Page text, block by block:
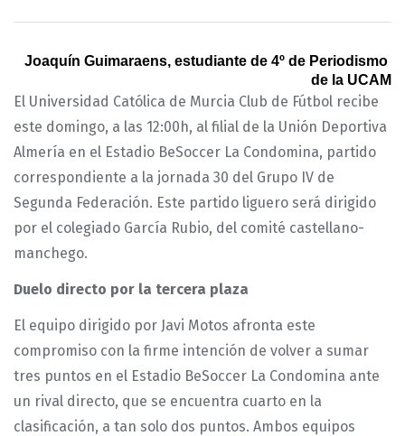
Joaquín Guimaraens, estudiante de 4º de Periodismo
de la UCAM
El Universidad Católica de Murcia Club de Fútbol recibe
este domingo, a las 12:00h, al filial de la Unión Deportiva
Almería en el Estadio BeSoccer La Condomina, partido
correspondiente a la jornada 30 del Grupo IV de
Segunda Federación. Este partido liguero será dirigido
por el colegiado García Rubio, del comité castellano-
manchego.
Duelo directo por la tercera plaza
El equipo dirigido por Javi Motos afronta este
compromiso con la firme intención de volver a sumar
tres puntos en el Estadio BeSoccer La Condomina ante
un rival directo, que se encuentra cuarto en la
clasificación, a tan solo dos puntos. Ambos equipos